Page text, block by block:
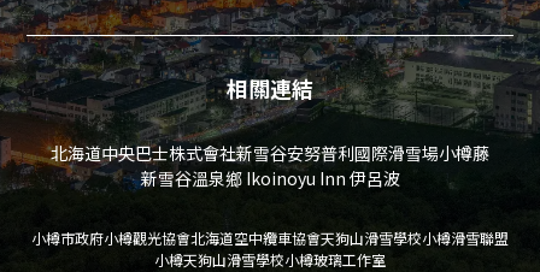
相關連結
北海道中央巴士株式會社新雪谷安努普利國際滑雪場小樽藤
新雪谷溫泉鄉 Ikoinoyu Inn 伊呂波
小樽市政府小樽觀光協會北海道空中纜車協會天狗山滑雪學校小樽滑雪聯盟
小樽天狗山滑雪學校小樽玻璃工作室